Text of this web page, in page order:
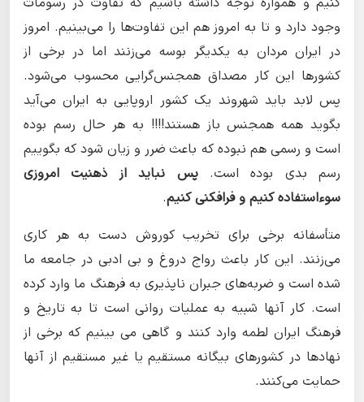
وجود دارد و تا به امروز هم این تفاوت‌ها را می‌بینیم. امروز
در ایران مردان به یکدیگر بوسه می‌زنند اما در برخی از
کشورها این کار مصداق همجنس‌گرایی محسوب می‌شود.
پس لابد باید شهروند یک کشور اروپایی به ایران می‌آید
بگوید همه همجنس باز هستند!!!! به هر حال رسم بوده
است و رسمی هم نبوده که باعث ضرر و زیان شود که بگوییم
رسم بدی بوده است.پس نباید از ذهنیت امروزی
سوء‌استفاده کنیم و فرافکنی کنیم.
متأسفانه برخی برای تخریب کوروش دست به هر کاری
می‌زنند. این کار باعث رواج دروغ و بی ادبی در جامعه ما
شده است و ضربه‌های جبران ناپذیری به فرهنگ ما وارد کرده
است. کار آنها شبیه به عملیات روانی است تا به تاریخ و
فرهنگ ایران لطمه وارد کنند و گاهی می بینیم که برخی از
نهادها در کشورهای بیگانه مستقیم یا غیر مستقیم از آنها
حمایت می‌کنند.